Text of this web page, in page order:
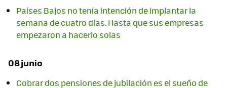
Países Bajos no tenía intención de implantar la
semana de cuatro días. Hasta que sus empresas
empezaron a hacerlo solas
08 junio
Cobrar dos pensiones de jubilación es el sueño de